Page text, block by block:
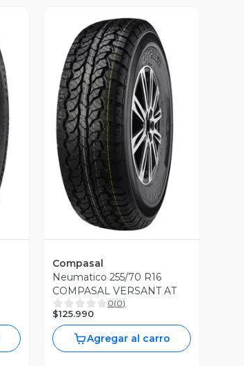
Vista Previa
Compasal
Neumatico 255/70 R16
COMPASAL VERSANT AT
0(0)
$125.990
Agregar al carro